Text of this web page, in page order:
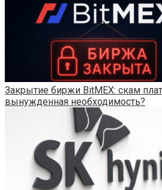
Закрытие биржи BitMEX: скам
вынужденная необходимость?